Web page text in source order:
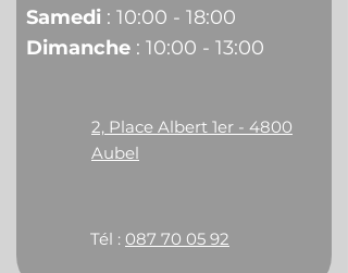
Samedi : 10:00 - 18:00
Dimanche : 10:00 - 13:00
2, Place Albert 1er - 4800
Aubel
Tél : 087 70 05 92